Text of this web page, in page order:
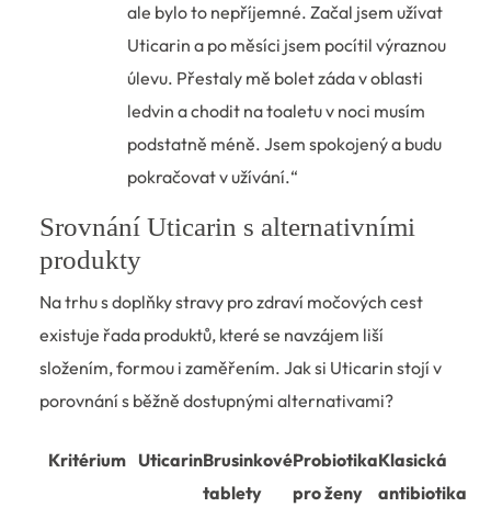
ale bylo to nepříjemné. Začal jsem užívat
Uticarin a po měsíci jsem pocítil výraznou
úlevu. Přestaly mě bolet záda v oblasti
ledvin a chodit na toaletu v noci musím
podstatně méně. Jsem spokojený a budu
pokračovat v užívání.“
Srovnání Uticarin s alternativními
produkty
Na trhu s doplňky stravy pro zdraví močových cest
existuje řada produktů, které se navzájem liší
složením, formou i zaměřením. Jak si Uticarin stojí v
porovnání s běžně dostupnými alternativami?
Kritérium UticarinBrusinkové
tablety
Probiotika
pro ženy
Klasická
antibiotika